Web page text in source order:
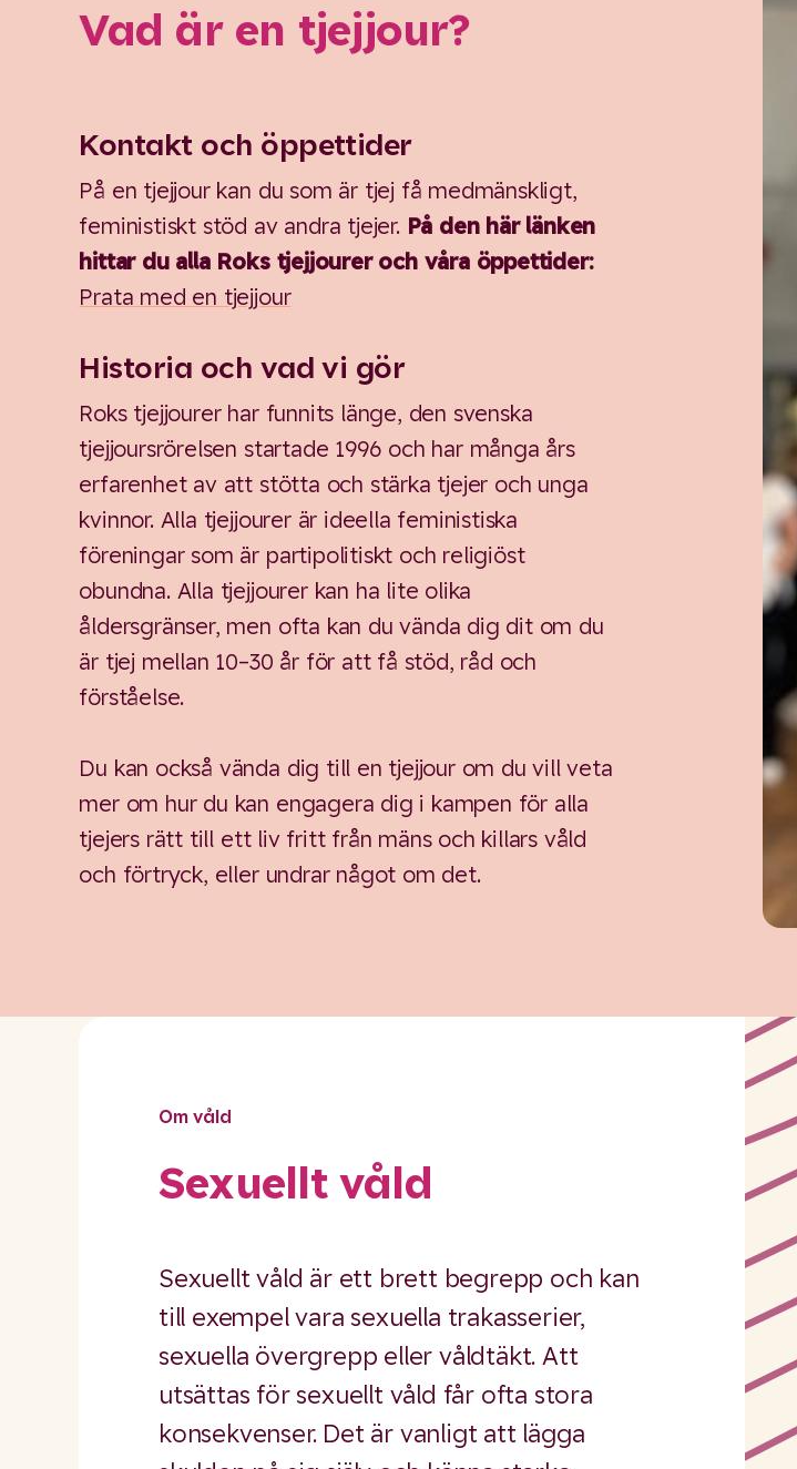
Vad är en tjejjour?
Kontakt och öppettider
På en tjejjour kan du som är tjej få medmänskligt,
feministiskt stöd av andra tjejer. På den här länken
hittar du alla Roks tjejjourer och våra öppettider:
Prata med en tjejjour
Historia och vad vi gör
Roks tjejjourer har funnits länge, den svenska
tjejjoursrörelsen startade 1996 och har många års
erfarenhet av att stötta och stärka tjejer och unga
kvinnor. Alla tjejjourer är ideella feministiska
föreningar som är partipolitiskt och religiöst
obundna. Alla tjejjourer kan ha lite olika
åldersgränser, men ofta kan du vända dig dit om du
är tjej mellan 10–30 år för att få stöd, råd och
förståelse.
Du kan också vända dig till en tjejjour om du vill veta
mer om hur du kan engagera dig i kampen för alla
tjejers rätt till ett liv fritt från mäns och killars våld
och förtryck, eller undrar något om det.
Om våld
Sexuellt våld
Sexuellt våld är ett brett begrepp och kan
till exempel vara sexuella trakasserier,
sexuella övergrepp eller våldtäkt. Att
utsättas för sexuellt våld får ofta stora
konsekvenser. Det är vanligt att lägga